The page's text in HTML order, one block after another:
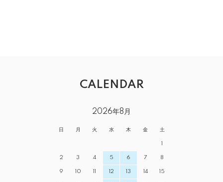
CALENDAR
2026年8月
日 月 火 水 木 金 土
1
2 3 4 5 6 7 8
9 10 11 12 13 14 15